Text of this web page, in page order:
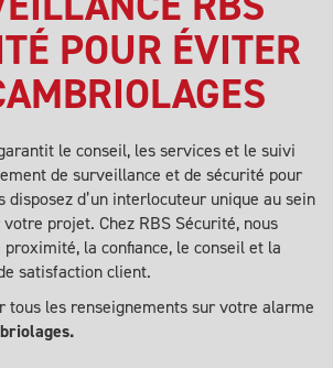
POUR ÉVITER
le conseil, les services et le suivi
de surveillance et de sécurité pour
d’un interlocuteur unique au sein
projet. Chez RBS Sécurité, nous
la confiance, le conseil et la
satisfaction client.
tous les renseignements sur votre alarme